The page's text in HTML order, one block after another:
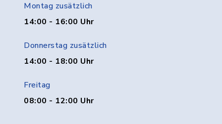
Montag zusätzlich
14:00 - 16:00 Uhr
Donnerstag zusätzlich
14:00 - 18:00 Uhr
Freitag
08:00 - 12:00 Uhr